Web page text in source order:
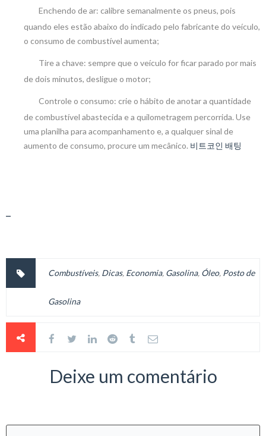
Enchendo de ar: calibre semanalmente os pneus, pois
quando eles estão abaixo do indicado pelo fabricante do veículo,
o consumo de combustível aumenta;
Tire a chave: sempre que o veículo for ficar parado por mais
de dois minutos, desligue o motor;
Controle o consumo: crie o hábito de anotar a quantidade
de combustível abastecida e a quilometragem percorrida. Use
uma planilha para acompanhamento e, a qualquer sinal de
aumento de consumo, procure um mecânico. 비트코인 배팅
Combustíveis, Dicas, Economia, Gasolina, Óleo, Posto de
Gasolina
Deixe um comentário